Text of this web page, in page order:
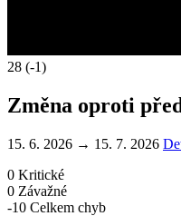
28 (-1)
Změna oproti
15. 6. 2026 → 15. 7. 2026
0 Kritické
0 Závažné
-10 Celkem chyb